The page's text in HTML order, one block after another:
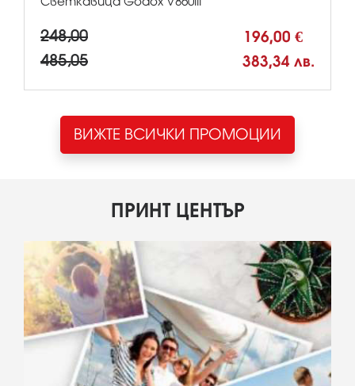
248,00 196,00 €
485,05 383,34 лв.
ВИЖТЕ ВСИЧКИ ПРОМОЦИИ
ПРИНТ ЦЕНТЪР